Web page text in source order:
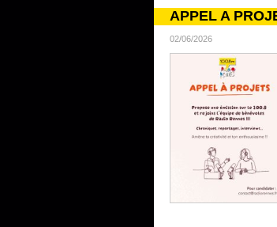
APPEL A
02/06/2026